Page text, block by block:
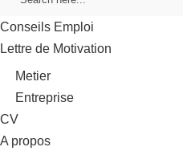
Conseils Emploi
Lettre de Motivation
Metier
Entreprise
CV
A propos